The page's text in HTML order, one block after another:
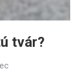
tvár?